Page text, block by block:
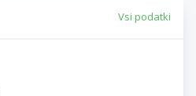
Vsi podatki